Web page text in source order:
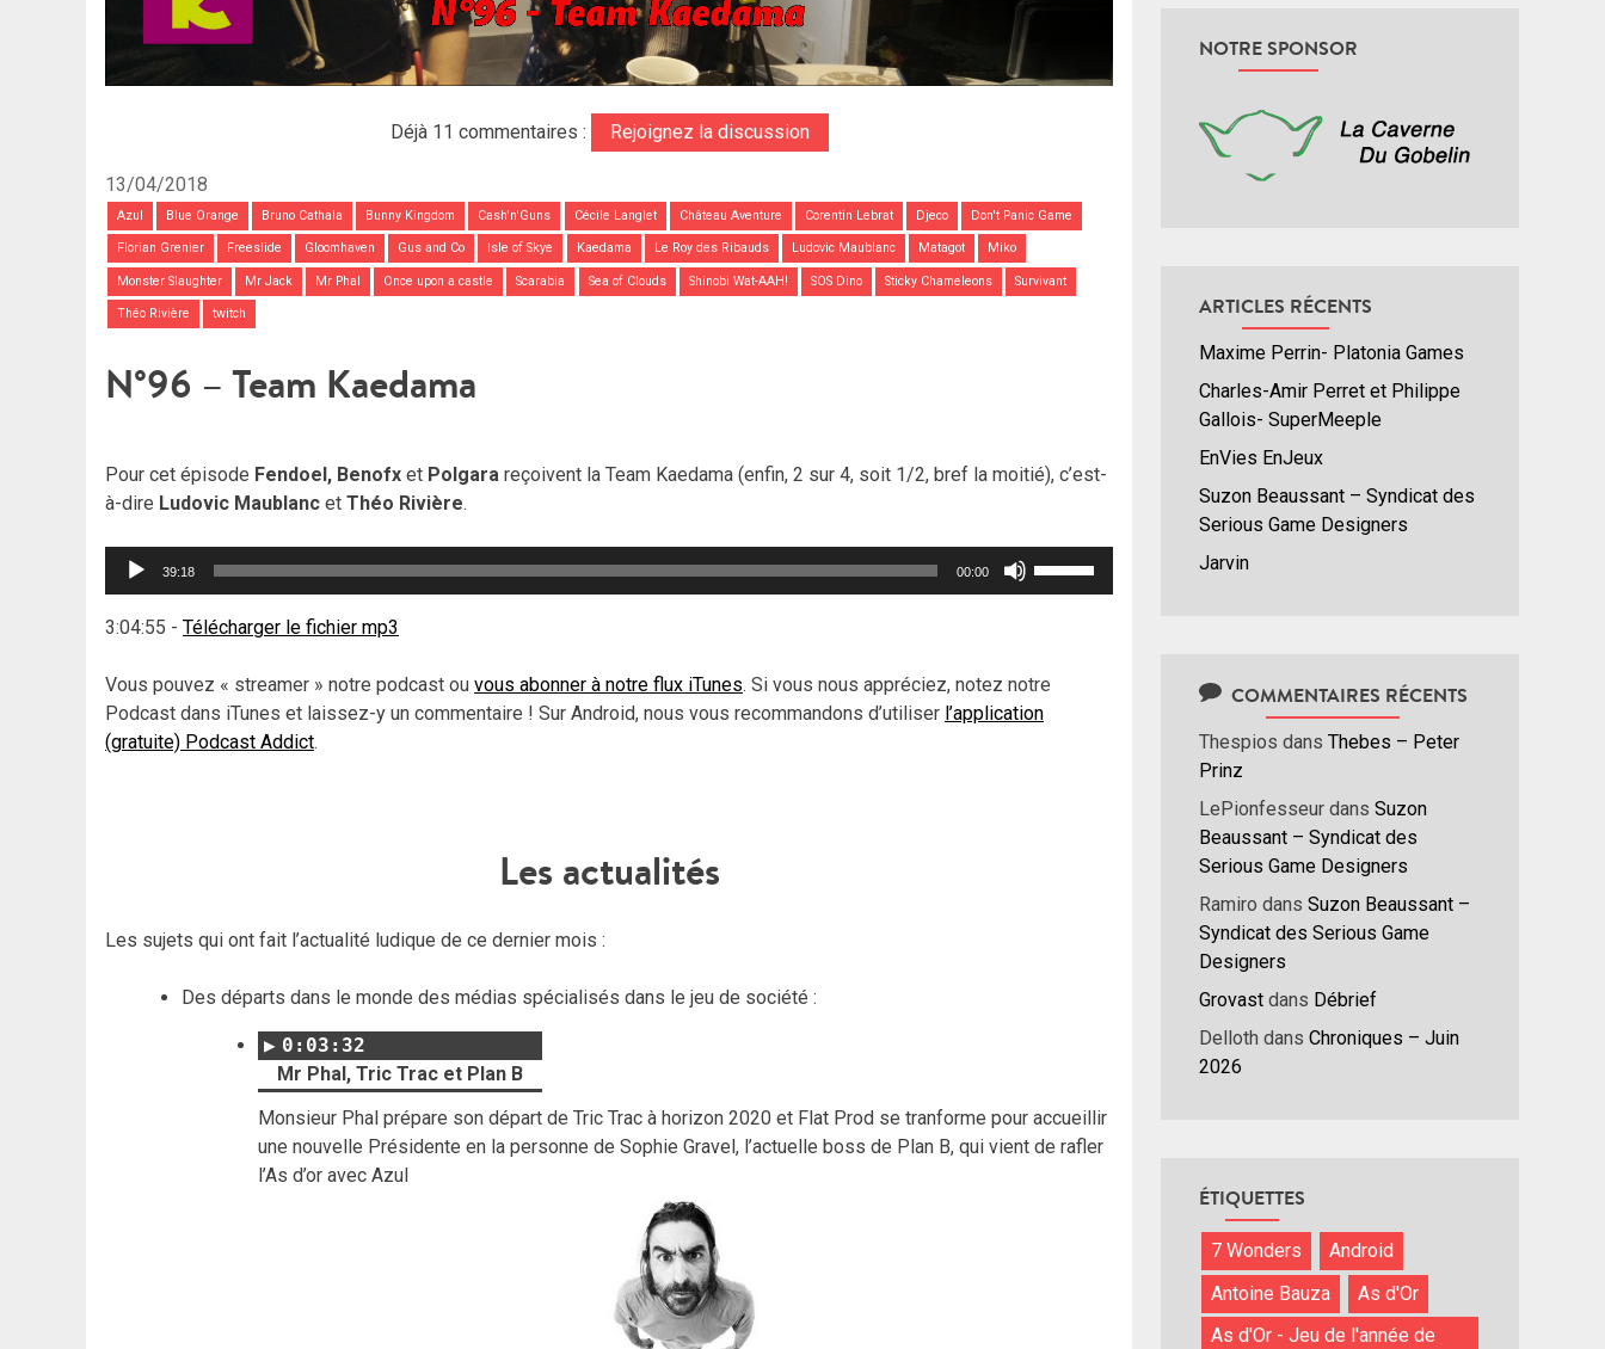
Déjà 11 commentaires : Rejoignez la discussion
13/04/2018
Azul Blue Orange Bruno Cathala Bunny Kingdom Cash'n'Guns Cécile Langlet Château Aventure Corentin Lebrat Djeco Don't Panic Game
Florian Grenier Freeslide Gloomhaven Gus and Co Isle of Skye Kaedama Le Roy des Ribauds Ludovic Maublanc Matagot Miko
Monster Slaughter Mr Jack Mr Phal Once upon a castle Scarabia Sea of Clouds Shinobi Wat-AAH! SOS Dino Sticky Chameleons Survivant
Théo Rivière twitch
N°96 – Team Kaedama
Pour cet épisode Fendoel, Benofx et Polgara reçoivent la Team Kaedama (enfin, 2 sur 4, soit 1/2, bref la moitié), c’est-
à-dire Ludovic Maublanc et Théo Rivière.
Lecteur
39:18 00:00
3:04:55 - Télécharger le fichier mp3
Vous pouvez « streamer » notre podcast ou vous abonner à notre flux iTunes. Si vous nous appréciez, notez notre
Podcast dans iTunes et laissez-y un commentaire ! Sur Android, nous vous recommandons d’utiliser l’application
(gratuite) Podcast Addict.
Les actualités
Les sujets qui ont fait l’actualité ludique de ce dernier mois :
Des départs dans le monde des médias spécialisés dans le jeu de société :
0:03:32
Mr Phal, Tric Trac et Plan B
Monsieur Phal prépare son départ de Tric Trac à horizon 2020 et Flat Prod se tranforme pour accueillir
une nouvelle Présidente en la personne de Sophie Gravel, l’actuelle boss de Plan B, qui vient de rafler
l’As d’or avec Azul
NOTRE SPONSOR
ARTICLES RÉCENTS
Maxime Perrin- Platonia Games
Charles-Amir Perret et Philippe
Gallois- SuperMeeple
EnVies EnJeux
Suzon Beaussant – Syndicat des
Serious Game Designers
Jarvin
COMMENTAIRES RÉCENTS
Thespios dans Thebes – Peter
Prinz
LePionfesseur dans Suzon
Beaussant – Syndicat des
Serious Game Designers
Ramiro dans Suzon Beaussant –
Syndicat des Serious Game
Designers
Grovast dans Débrief
Delloth dans Chroniques – Juin
2026
ÉTIQUETTES
7 Wonders
Android
Antoine Bauza
As d'Or
As d'Or - Jeu de l'année de